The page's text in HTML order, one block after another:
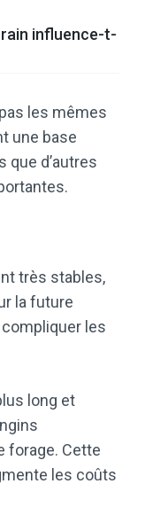
influence-t-
les mêmes
une base
que d’autres
très stables,
la future
les
long et
forage. Cette
les coûts